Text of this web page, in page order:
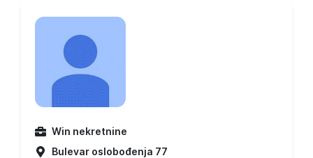
Win nekretnine
Bulevar oslobođenja 77